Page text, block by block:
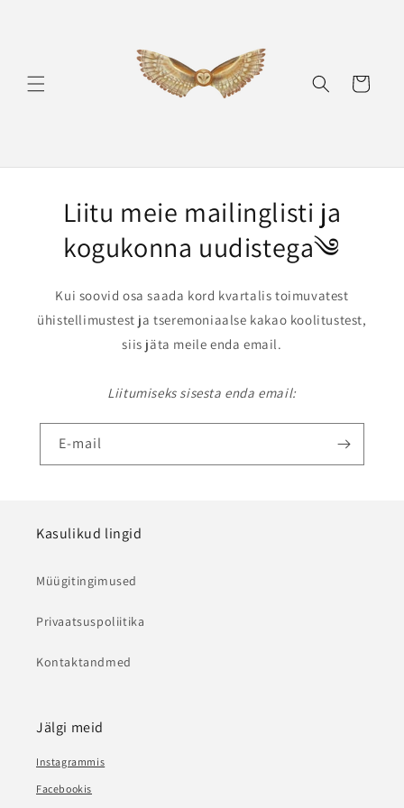
Ostukorv
Liitu meie mailinglisti ja
kogukonna uudistega༄
Kui soovid osa saada kord kvartalis toimuvatest
ühistellimustest ja tseremoniaalse kakao koolitustest,
siis jäta meile enda email.
Liitumiseks sisesta enda email:
E-mail
Kasulikud lingid
Müügitingimused
Privaatsuspoliitika
Kontaktandmed
Jälgi meid
Instagrammis
Facebookis